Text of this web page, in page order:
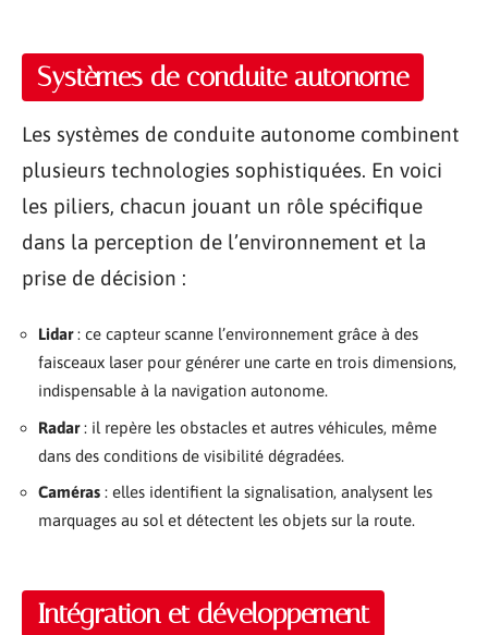
Systèmes de conduite autonome
Les systèmes de conduite autonome combinent
plusieurs technologies sophistiquées. En voici
les piliers, chacun jouant un rôle spécifique
dans la perception de l’environnement et la
prise de décision :
Lidar: ce capteur scanne l’environnement grâce à des
faisceaux laser pour générer une carte en trois dimensions,
indispensable à la navigation autonome.
Radar: il repère les obstacles et autres véhicules, même
dans des conditions de visibilité dégradées.
Caméras : elles identifient la signalisation, analysent les
marquages au sol et détectent les objets sur la route.
Intégration et développement